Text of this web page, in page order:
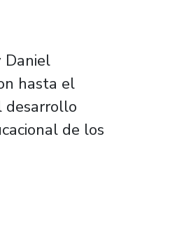
Daniel
hasta el
desarrollo
de los
Rengo